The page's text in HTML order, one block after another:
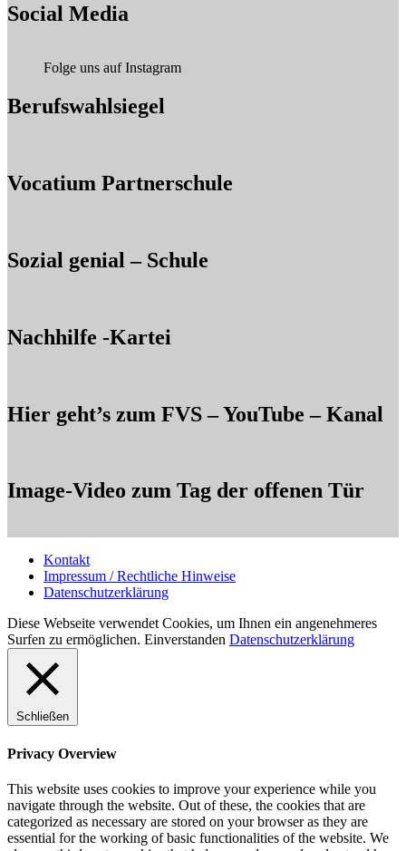
Social Media
Folge uns auf Instagram
Berufswahlsiegel
Vocatium Partnerschule
Sozial genial – Schule
Nachhilfe -Kartei
Hier geht’s zum FVS – YouTube – Kanal
Image-Video zum Tag der offenen Tür
Kontakt
Impressum / Rechtliche Hinweise
Datenschutzerklärung
Diese Webseite verwendet Cookies, um Ihnen ein angenehmeres
Surfen zu ermöglichen. Einverstanden Datenschutzerklärung
Schließen
Privacy Overview
This website uses cookies to improve your experience while you
navigate through the website. Out of these, the cookies that are
categorized as necessary are stored on your browser as they are
essential for the working of basic functionalities of the website. We